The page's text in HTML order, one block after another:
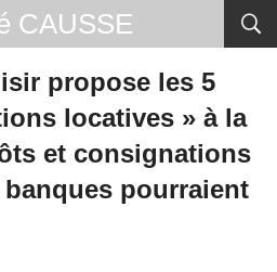
CAUSSE
propose les 5
locatives » à la
et consignations
banques pourraient